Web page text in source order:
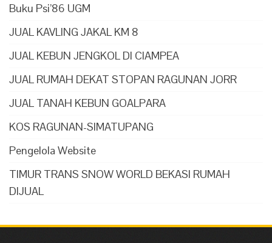
Buku Psi’86 UGM
JUAL KAVLING JAKAL KM 8
JUAL KEBUN JENGKOL DI CIAMPEA
JUAL RUMAH DEKAT STOPAN RAGUNAN JORR
JUAL TANAH KEBUN GOALPARA
KOS RAGUNAN-SIMATUPANG
Pengelola Website
TIMUR TRANS SNOW WORLD BEKASI RUMAH
DIJUAL